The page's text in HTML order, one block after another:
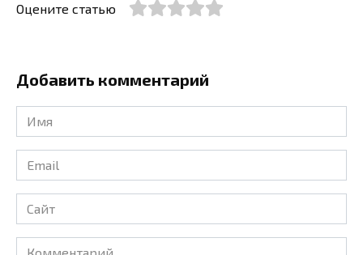
Оцените статью
Добавить комментарий
Имя
*
Email
*
Сайт
Комментарий